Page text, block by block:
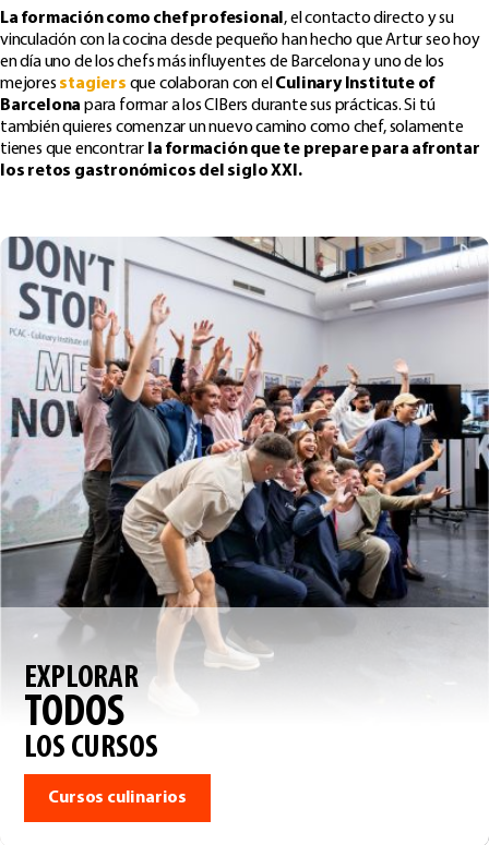
La formación como chef profesional , el contacto directo y su
vinculación con la cocina desde pequeño han hecho que Artur seo hoy
en día uno de los chefs más influyentes de Barcelona y uno de los
mejores stagiers que colaboran con el Culinary Institute of
Barcelona para formar a los CIBers durante sus prácticas. Si tú
también quieres comenzar un nuevo camino como chef, solamente
tienes que encontrar la formación que te prepare para afrontar
los retos gastronómicos del siglo XXI.
EXPLORAR
TODOS
LOS CURSOS
Cursos culinarios